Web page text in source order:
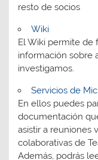
resto de socios
Wiki
El Wiki permite de
información sobre
investigamos.
Servicios de
En ellos puedes
documentación
asistir a reuniones
colaborativas de
Además, podrás